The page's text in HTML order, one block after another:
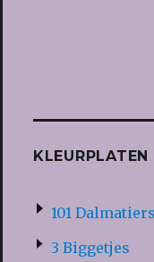
KLEURPLATEN
101 Dalmatiers
3 Biggetjes